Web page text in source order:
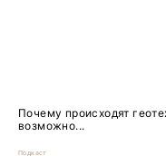
Почему происходят
возможно...
Подкаст